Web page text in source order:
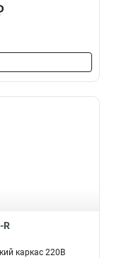
R
каркас 220В